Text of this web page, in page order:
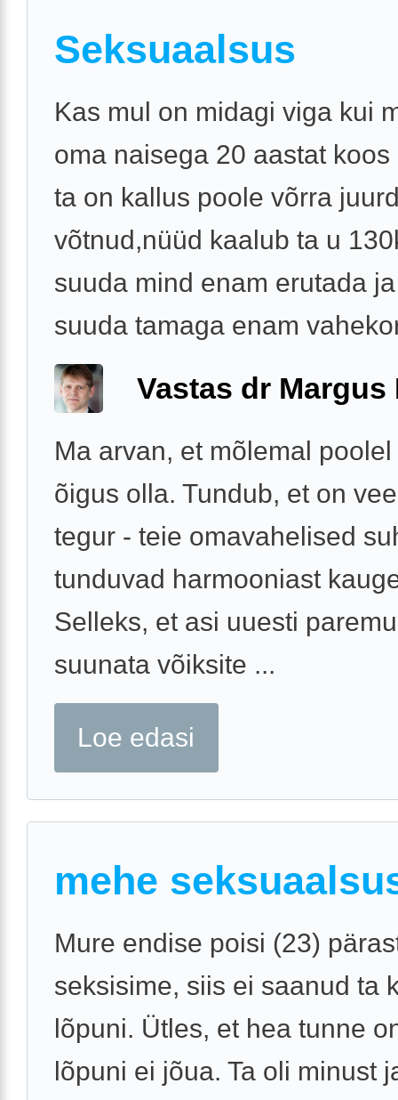
Seksuaalsus
Kas mul on midagi viga kui
oma naisega 20 aastat
ta on kallus poole võrra
võtnud,nüüd kaalub ta u
suuda mind enam erutada
suuda tamaga enam
Vastas dr Margus
Ma arvan, et mõlemal
õigus olla. Tundub, et on
tegur - teie omavahelised
tunduvad harmooniast
Selleks, et asi uuesti
suunata võiksite ...
Loe edasi
mehe
Mure endise poisi (23)
seksisime, siis ei saanud ta
lõpuni. Ütles, et hea tunne
lõpuni ei jõua. Ta oli minust